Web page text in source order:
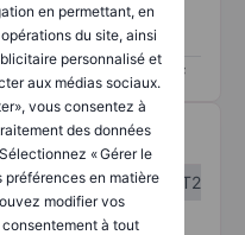
en permettant, en
du site, ainsi
personnalisé et
aux médias sociaux.
vous consentez à
des données
« Gérer le
préférences en matière
modifier vos
à tout
(en anglais)
/
T1
T2